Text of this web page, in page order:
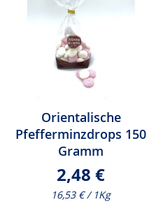
Orientalische
Pfefferminzdrops 150
Gramm
2,48 €
16,53 € / 1Kg